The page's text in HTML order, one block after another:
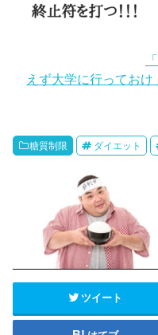
えず大学に行っておけ
糖質制限 ダイエット
ツイート